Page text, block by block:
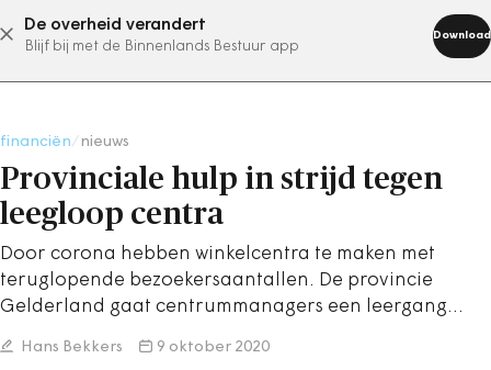
De overheid verandert
Blijf bij met de Binnenlands Bestuur app
Download
abonneer nu
financiën nieuws
Provinciale hulp in strijd tegen
leegloop centra
Door corona hebben winkelcentra te maken met
teruglopende bezoekersaantallen. De provincie
Gelderland gaat centrummanagers een leergang…
Hans Bekkers 9 oktober 2020